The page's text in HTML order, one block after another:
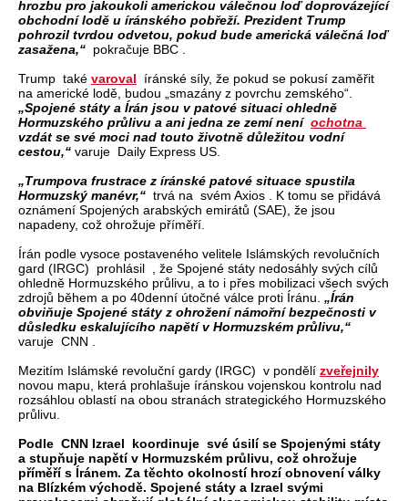
hrozbu pro jakoukoli americkou válečnou loď doprovázející
obchodní lodě u íránského pobřeží. Prezident Trump
pohrozil tvrdou odvetou, pokud bude americká válečná loď
zasažena,“ pokračuje BBC .
Trump také varoval íránské síly, že pokud se pokusí zaměřit
na americké lodě, budou „smazány z povrchu zemského“.
„Spojené státy a Írán jsou v patové situaci ohledně
Hormuzského průlivu a ani jedna ze zemí není ochotna
vzdát se své moci nad touto životně důležitou vodní
cestou,“ varuje Daily Express US.
„Trumpova frustrace z íránské patové situace spustila
Hormuzský manévr,“ trvá na svém Axios . K tomu se přidává
oznámení Spojených arabských emirátů (SAE), že jsou
napadeny, což ohrožuje příměří.
Írán podle vysoce postaveného velitele Islámských revolučních
gard (IRGC) prohlásil , že Spojené státy nedosáhly svých cílů
ohledně Hormuzského průlivu, a to i přes mobilizaci všech svých
zdrojů během a po 40denní útočné válce proti Íránu. „Írán
obviňuje Spojené státy z ohrožení námořní bezpečnosti v
důsledku eskalujícího napětí v Hormuzském průlivu,“
varuje CNN .
Mezitím Islámské revoluční gardy (IRGC) v pondělí zveřejnily
novou mapu, která prohlašuje íránskou vojenskou kontrolu nad
rozsáhlou oblastí na obou stranách strategického Hormuzského
průlivu.
Podle CNN Izrael koordinuje své úsilí se Spojenými státy
a stupňuje napětí v Hormuzském průlivu, což ohrožuje
příměří s Íránem. Za těchto okolností hrozí obnovení války
na Blízkém východě. Spojené státy a Izrael svými